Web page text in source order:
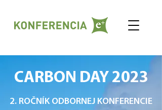
CARBON DAY 2023
2. ROČNÍK ODBORNEJ KONFERENCIE